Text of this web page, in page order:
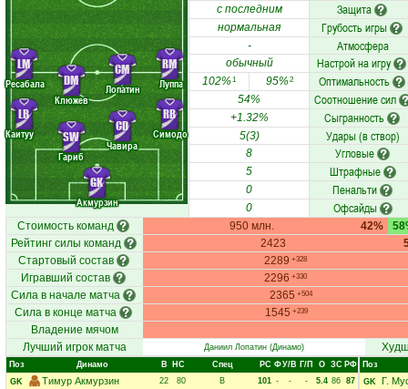
Акмурзин
Каитуу
Гариб
Чавира
Симодо
Ресабала
Клюжев
Лопатин Луппа
GK
LB
SW
CD
RB
LM
DM
CM RM
с последним Защита
нормальная Грубость игры
- Атмосфера
обычный Настрой на игру
102%1 95%2 Оптимальность
54% Соотношение сил
+1.32% Сыгранность
5(3) Удары (в створ)
8 Угловые
5 Штрафные
0 Пенальти
0 Офсайды
Стоимость команд 950 млн. 42%
Рейтинг силы команд
2423
Стартовый состав
2289 +328
Игравший состав 2296 +330
Сила в начале матча 2365 +504
Сила в конце матча 1545 +239
Владение мячом
Лучший игрок матча
Даниил Лопатин (Динамо)
Поз Динамо В НC Спец РC ФУ/В Г/П О ЗС РФ
GK
Тимур Акмурзин 22 80 В 101 - - - 5.4 86 87
Поз
GK Г.